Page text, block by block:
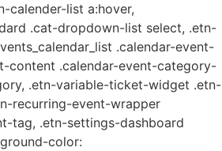
calender-list a:hover,
.cat-dropdown-list select, .etn-
.calendar-event-
content .calendar-event-category-
.etn-variable-ticket-widget .etn-
recurring-event-wrapper
tag, .etn-settings-dashboard
color: